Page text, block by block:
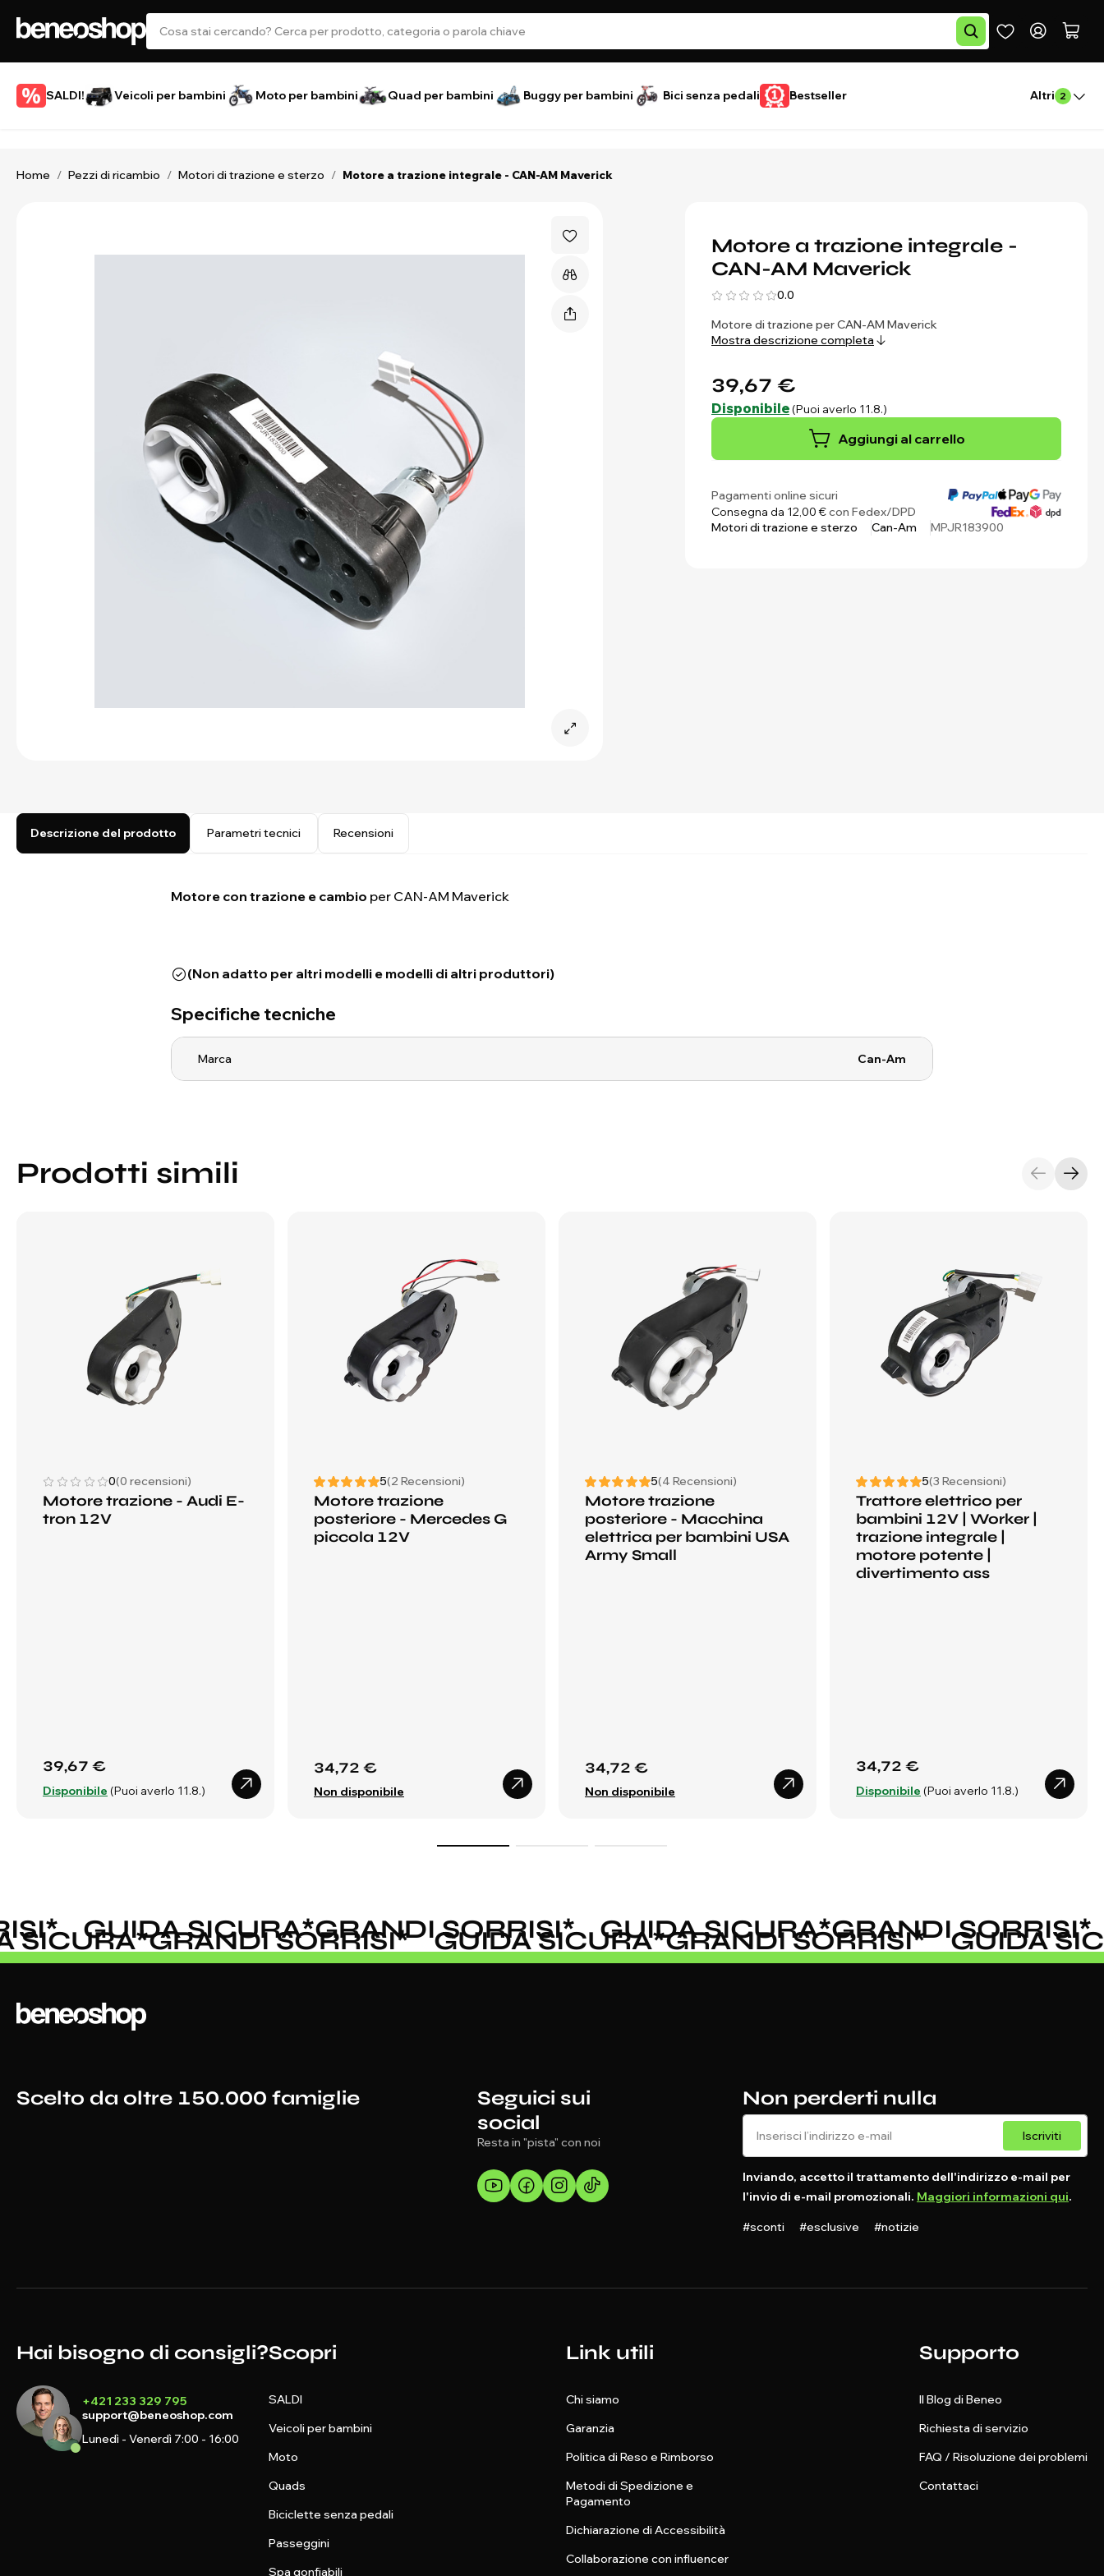
SALDI! Veicoli per bambini Moto per bambini Quad per bambini Buggy per bambini Bici senza pedali Bestseller Altri 2
Home / Pezzi di ricambio / Motori di trazione e sterzo / Motore a trazione integrale - CAN-AM Maverick
Motore a trazione integrale -
CAN-AM Maverick
0.0
Motore di trazione per CAN-AM Maverick
Mostra descrizione completa
39,67 €
Disponibile(Puoi averlo 11.8.)
Aggiungi al carrello
Pagamenti online sicuri
Consegna da 12,00 €con Fedex/DPD
Motori di trazione e sterzo
Can-Am MPJR183900
Descrizione del prodotto Parametri tecnici Recensioni
Motore con trazione e cambio per CAN-AM Maverick
(Non adatto per altri modelli e modelli di altri produttori)
Specifiche tecniche
Marca Can-Am
Prodotti simili
0(0 recensioni)
Motore trazione - Audi E-
tron 12V
39,67 €
Disponibile (Puoi averlo 11.8.)
5(2 Recensioni)
Motore trazione
posteriore - Mercedes G
piccola 12V
34,72 €
Non disponibile
5(4 Recensioni)
Motore trazione
posteriore - Macchina
elettrica per bambini USA
Army Small
34,72 €
Non disponibile
5(3 Recensioni)
Trattore elettrico per
bambini 12V | Worker |
trazione integrale |
motore potente |
divertimento ass
34,72 €
Disponibile (Puoi averlo 11.8.)
* GUIDA SICURA*GRANDI SORRISI* GUIDA SICURA*GRANDI SORRISI*
SICURA*GRANDI SORRISI* GUIDA SICURA*GRANDI SORRISI* GUIDA
Scelto da oltre 150.000 famiglie
Seguici sui
social
Resta in "pista" con noi
Non perderti nulla
Iscriviti
Inviando, accetto il trattamento dell'indirizzo e-mail per
l'invio di e-mail promozionali. Maggiori informazioni qui.
#sconti #esclusive #notizie
Hai bisogno di consigli?
+421 233 329 795
support@beneoshop.com
Lunedì - Venerdì 7:00 - 16:00
Scopri
SALDI
Veicoli per bambini
Moto
Quads
Biciclette senza pedali
Passeggini
Spa gonfiabili
Link utili
Chi siamo
Garanzia
Politica di Reso e Rimborso
Metodi di Spedizione e
Pagamento
Dichiarazione di Accessibilità
Collaborazione con influencer
Supporto
Il Blog di Beneo
Richiesta di servizio
FAQ / Risoluzione dei problemi
Contattaci